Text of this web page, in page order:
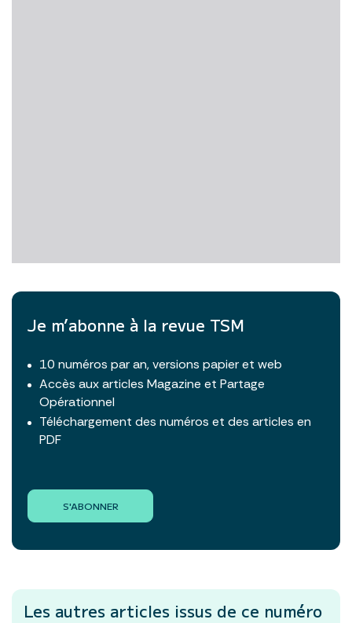
Je m’abonne à la revue TSM
10 numéros par an, versions papier et web
Accès aux articles Magazine et Partage
Opérationnel
Téléchargement des numéros et des articles en
PDF
S'ABONNER
Les autres articles issus de ce numéro